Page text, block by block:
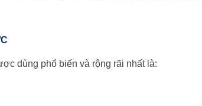
dùng phổ biến và rộng rãi nhất là: